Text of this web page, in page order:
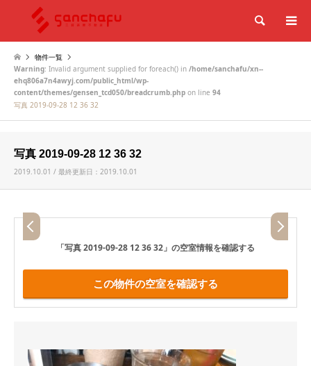
検索
物件一覧
Warning: Invalid argument supplied for foreach() in /home/sanchafu/xn--
ehq806a7n4awyj.com/public_html/wp-
content/themes/gensen_tcd050/breadcrumb.php on line 94
写真 2019-09-28 12 36 32
写真 2019-09-28 12 36 32
2019.10.01 / 最終更新日：2019.10.01
「写真 2019-09-28 12 36 32」 の空室情報を確認する
この物件の空室を確認する